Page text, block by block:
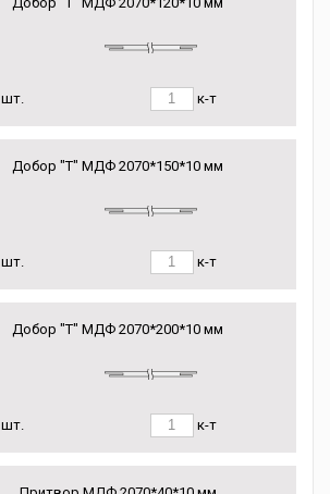
шт. к-т
Добор "Т" МДФ 2070*150*10 мм
шт. к-т
Добор "Т" МДФ 2070*200*10 мм
шт. к-т